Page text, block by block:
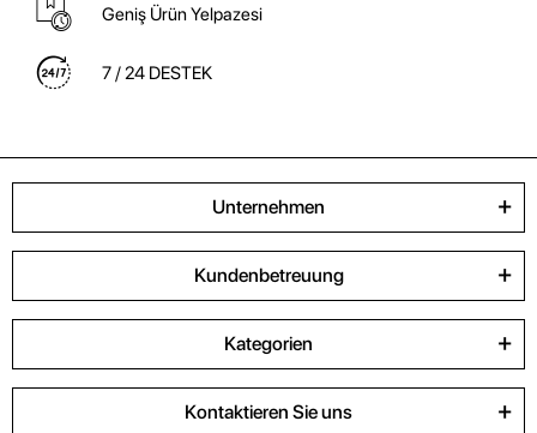
Geniş Ürün Yelpazesi
7 / 24 DESTEK
Unternehmen
Kundenbetreuung
Kategorien
Kontaktieren Sie uns